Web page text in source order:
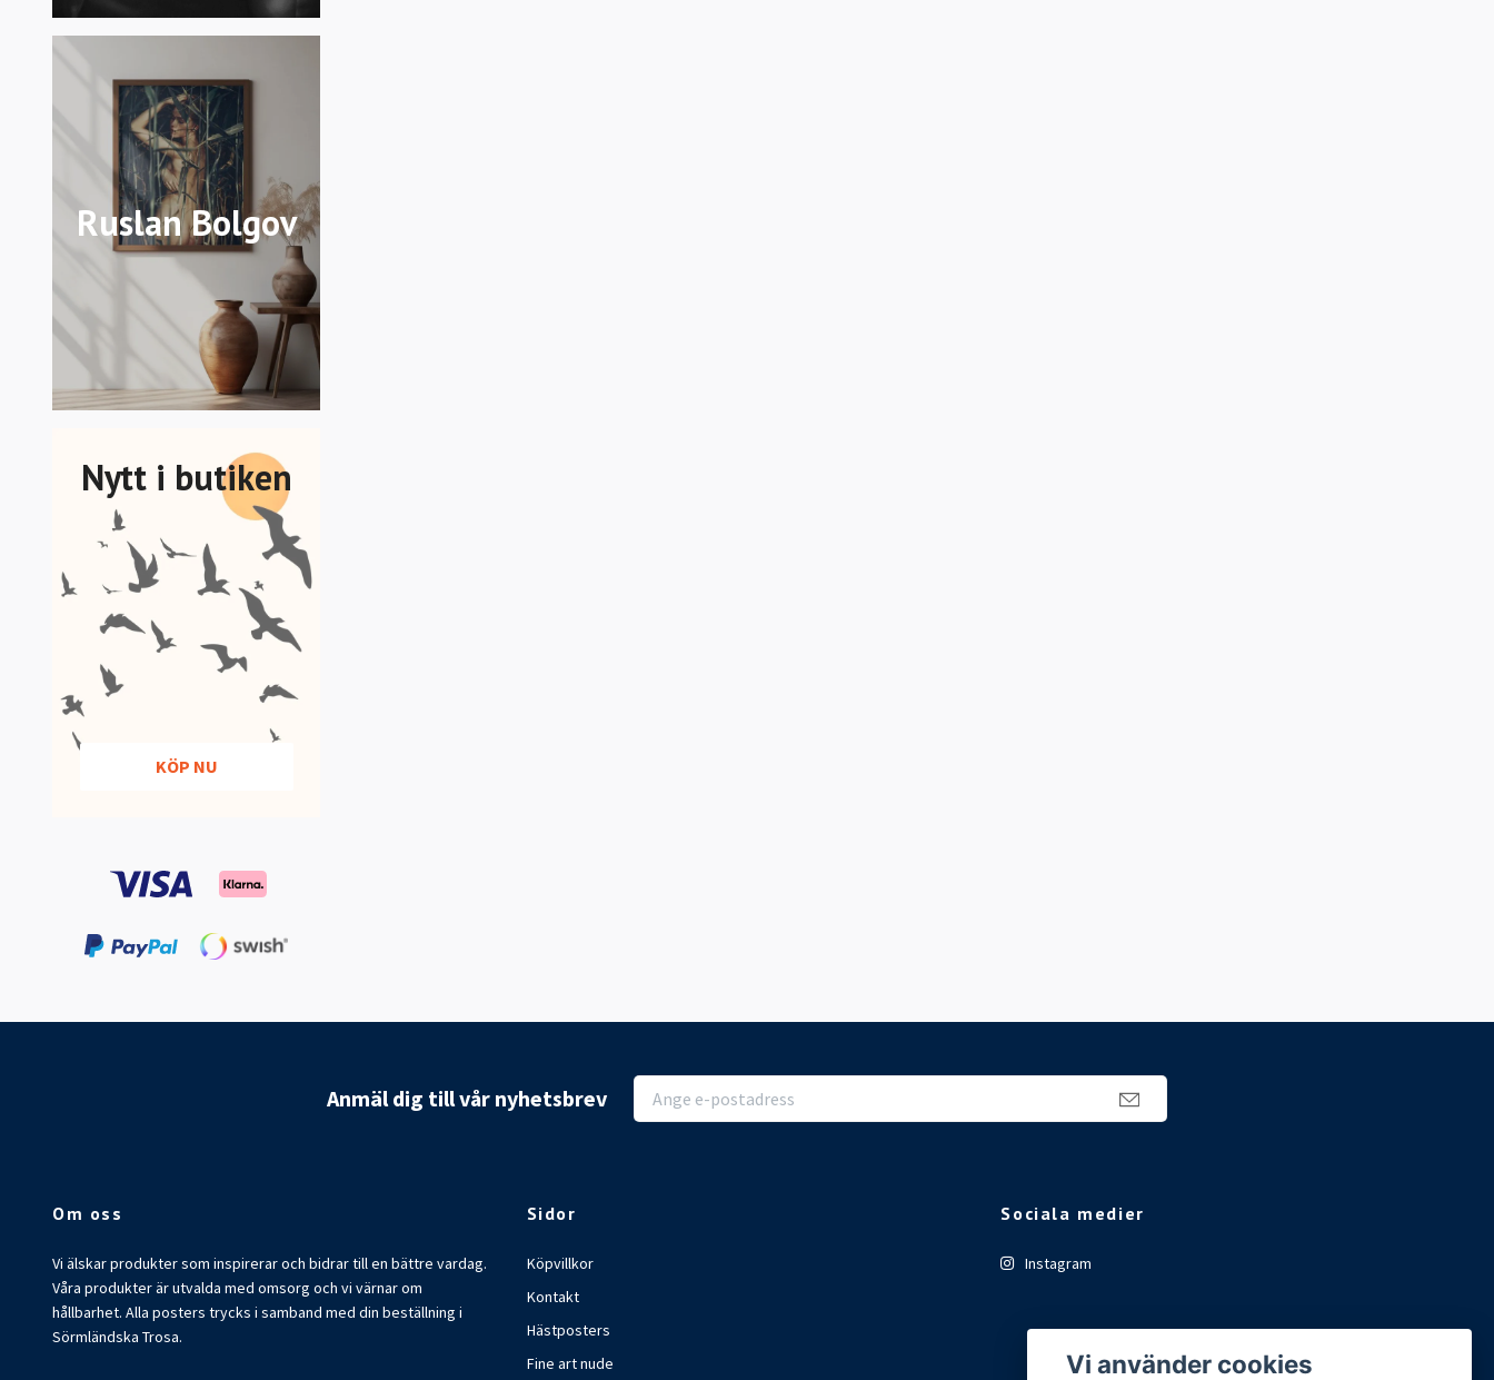
Ruslan Bolgov
Nytt i butiken
KÖP NU
Anmäl dig till vår nyhetsbrev
Om oss
Vi älskar produkter som inspirerar och bidrar till en bättre vardag.
Våra produkter är utvalda med omsorg och vi värnar om
hållbarhet. Alla posters trycks i samband med din beställning i
Sörmländska Trosa.
Sidor
Köpvillkor
Kontakt
Hästposters
Fine art nude
Sociala medier
Instagram
Vi använder cookies